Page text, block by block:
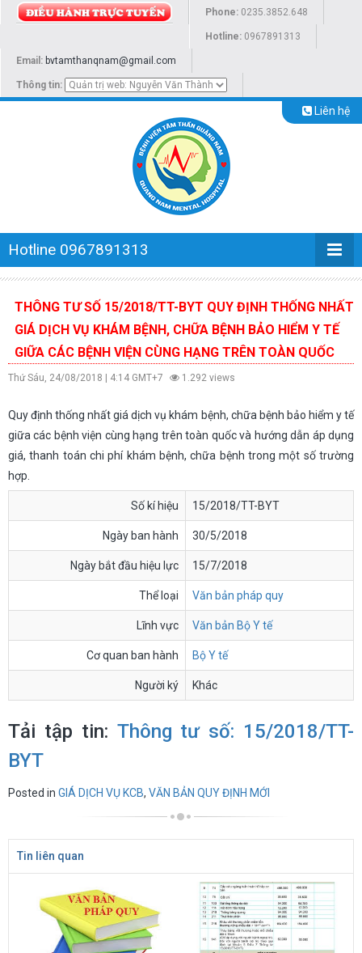
Phone: 0235.3852.648
Hotline: 0967891313
Email: bvtamthanqnam@gmail.com
Thông tin:
Liên hệ
Hotline 0967891313
THÔNG TƯ SỐ 15/2018/TT-BYT QUY ĐỊNH THỐNG NHẤT
GIÁ DỊCH VỤ KHÁM BỆNH, CHỮA BỆNH BẢO HIỂM Y TẾ
GIỮA CÁC BỆNH VIỆN CÙNG HẠNG TRÊN TOÀN QUỐC
Thứ Sáu, 24/08/2018 | 4:14 GMT+7 1.292 views
Quy định thống nhất giá dịch vụ khám bệnh, chữa bệnh bảo hiểm y tế
giữa các bệnh viện cùng hạng trên toàn quốc và hướng dẫn áp dụng
giá, thanh toán chi phí khám bệnh, chữa bệnh trong một số trường
hợp.
Số kí hiệu 15/2018/TT-BYT
Ngày ban hành 30/5/2018
Ngày bắt đầu hiệu lực 15/7/2018
Thể loại Văn bản pháp quy
Lĩnh vực Văn bản Bộ Y tế
Cơ quan ban hành Bộ Y tế
Người ký Khác
Tải tập tin: Thông tư số: 15/2018/TT-
BYT
Posted in GIÁ DỊCH VỤ KCB, VĂN BẢN QUY ĐỊNH MỚI
Tin liên quan